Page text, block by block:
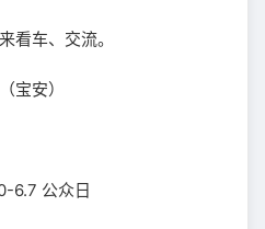
看车、交流。
宝安）
6.7 公众日